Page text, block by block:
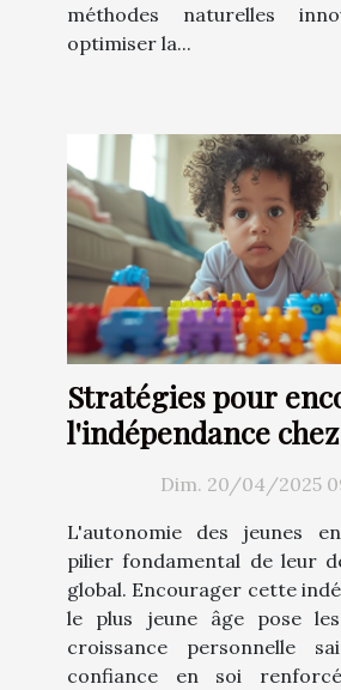
méthodes naturelles
optimiser la...
Stratégies pour
l'indépendance
jeunes enfants
Dim. 20/04/2025
L'autonomie des jeunes
pilier fondamental de leur
global. Encourager cette
le plus jeune âge pose
croissance personnelle
confiance en soi